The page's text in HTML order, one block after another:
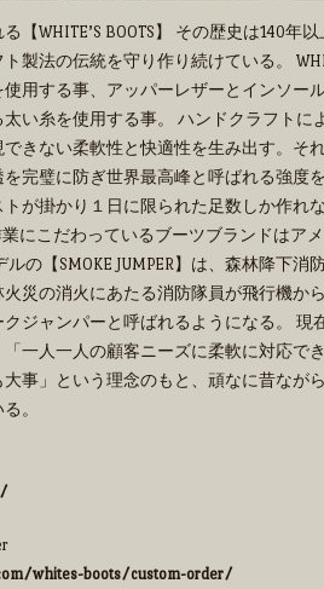
【WHITE’S BOOTS】 その歴史は140年
製法の伝統を守り作り続けている。
用する事、アッパーレザーとインソー
い糸を使用する事。 ハンドクラフトに
きない柔軟性と快適性を生み出す。そ
完璧に防ぎ世界最高峰と呼ばれる強度
が掛かり１日に限られた足数しか作れな
業にこだわっているブーツブランドはア
の【SMOKE JUMPER】は、森林降下消
災の消火にあたる消防隊員が飛行機か
ジャンパーと呼ばれるようになる。 現
一人一人の顧客ニーズに柔軟に対応で
事」という理念のもと、頑なに昔なが
。
whites-boots/custom-order/